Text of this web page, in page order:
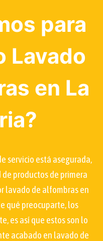
para
Lavado
en La
servicio está asegurada,
productos de primera
lavado de alfombras en
qué preocuparte, los
es así que estos son lo
acabado en lavado de